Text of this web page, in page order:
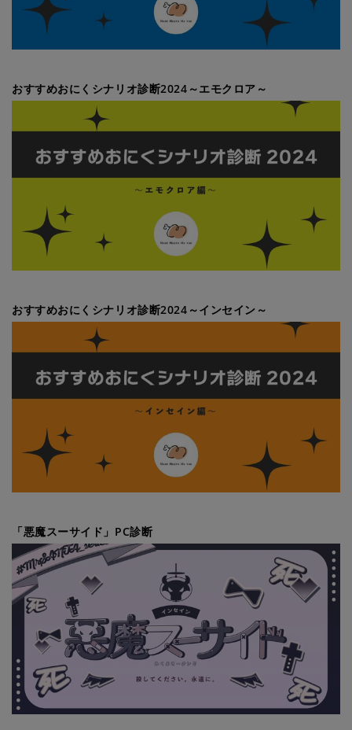
おすすめおにくシナリオ診断2024～エモクロア～
おすすめおにくシナリオ診断2024～インセイン～
「悪魔スーサイド」PC診断